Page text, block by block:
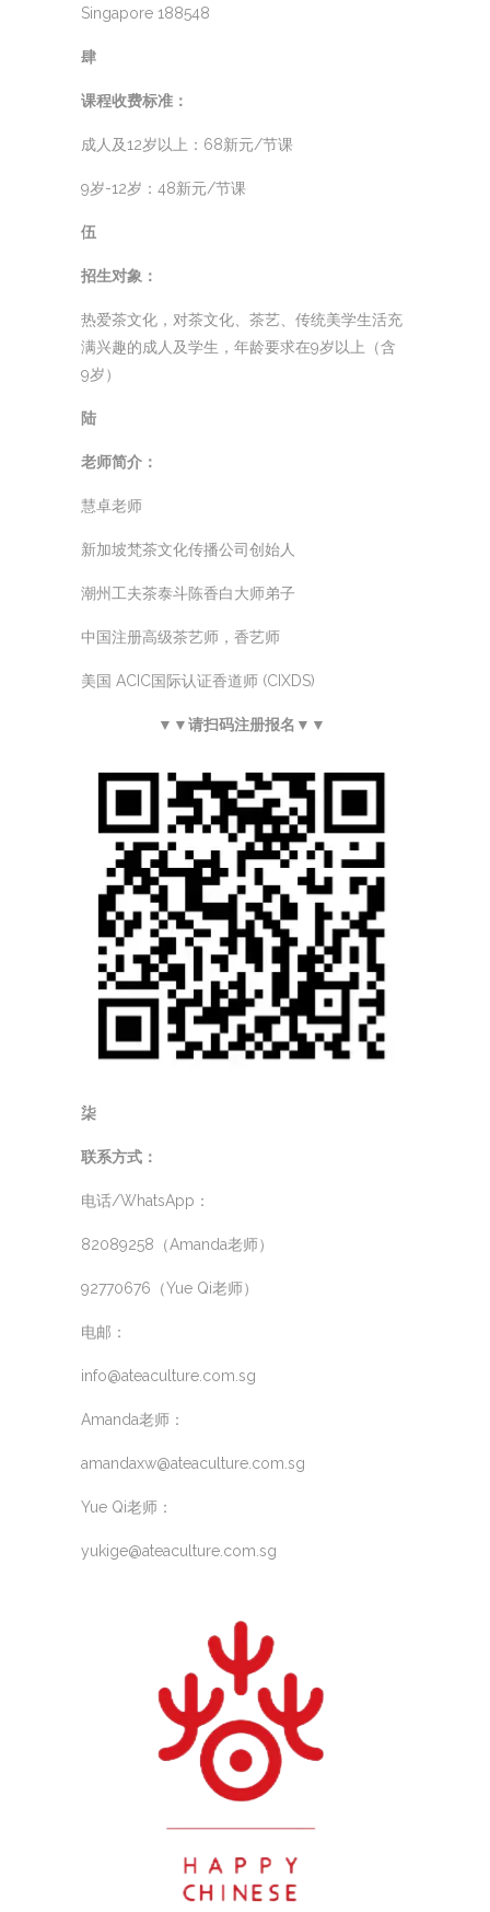
Singapore 188548
肆
课程收费标准：
成人及12岁以上：68新元/节课
9岁-12岁：48新元/节课
伍
招生对象：
热爱茶文化，对茶文化、茶艺、传统美学生活充
满兴趣的成人及学生，年龄要求在9岁以上（含
9岁）
陆
老师简介：
慧卓老师
新加坡梵茶文化传播公司创始人
潮州工夫茶泰斗陈香白大师弟子
中国注册高级茶艺师，香艺师
美国 ACIC国际认证香道师 (CIXDS)
▼▼请扫码注册报名▼▼
柒
联系方式：
电话/WhatsApp：
82089258（Amanda老师）
92770676（Yue Qi老师）
电邮：
info@ateaculture.com.sg
Amanda老师：
amandaxw@ateaculture.com.sg
Yue Qi老师：
yukige@ateaculture.com.sg